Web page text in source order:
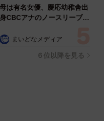
母は有名女優、慶応幼稚舎出
身CBCアナのノースリーブ姿
る」「天使の笑顔」
まいどなメディア
６位以降を見る